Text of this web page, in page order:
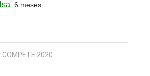
: 6 meses.
2020